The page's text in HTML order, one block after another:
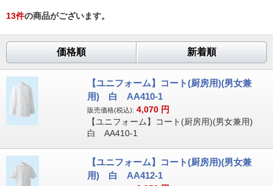
13件の商品がございます。
価格順 新着順
【ユニフォーム】コート(厨房用)(男女兼
用) 白 AA410-1
販売価格(税込): 4,070 円
【ユニフォーム】コート(厨房用)(男女兼用)
白 AA410-1
【ユニフォーム】コート(厨房用)(男女兼
用) 白 AA412-1